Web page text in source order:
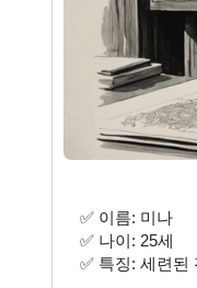
✅ 이름: 미나
✅ 나이: 25세
✅ 특징: 세련된